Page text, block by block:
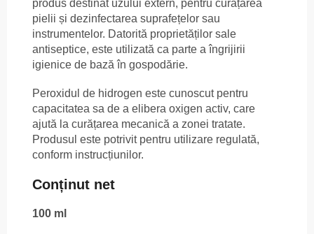
produs destinat uzului extern, pentru curățarea
pielii și dezinfectarea suprafețelor sau
instrumentelor. Datorită proprietăților sale
antiseptice, este utilizată ca parte a îngrijirii
igienice de bază în gospodărie.
Peroxidul de hidrogen este cunoscut pentru
capacitatea sa de a elibera oxigen activ, care
ajută la curățarea mecanică a zonei tratate.
Produsul este potrivit pentru utilizare regulată,
conform instrucțiunilor.
Conținut net
100 ml